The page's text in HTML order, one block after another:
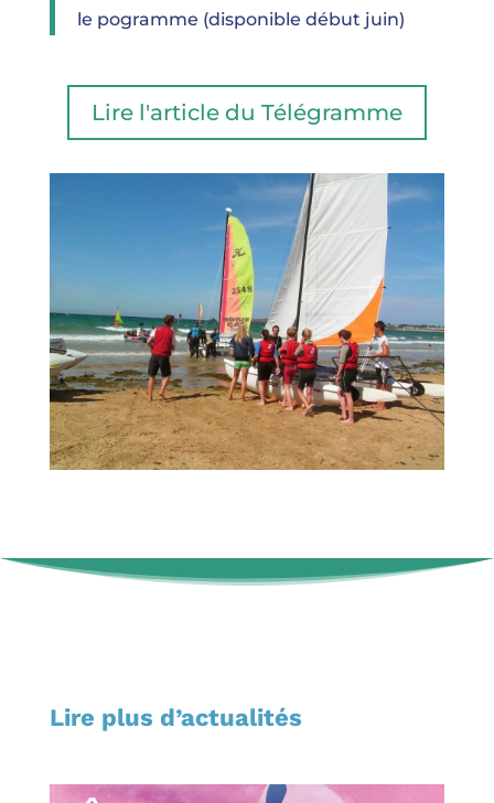
le pogramme (disponible début juin)
Lire l'article du Télégramme
Lire plus d’actualités